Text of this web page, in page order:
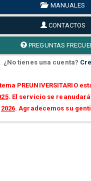
MANUALES
CONTACTOS
PREGUNTAS
¿No tienes una cuenta?
PREUNIVERSITARIO
. El servicio se
2026. Agradecemos su